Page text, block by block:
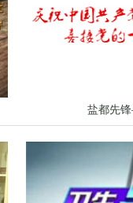
盐都先